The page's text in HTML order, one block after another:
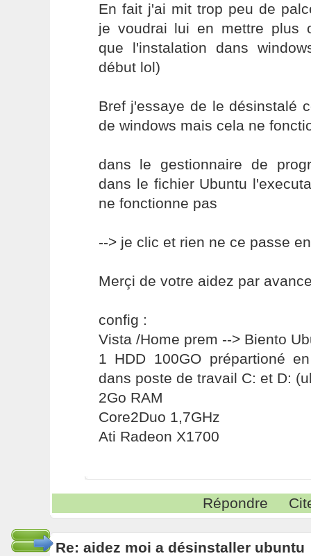
En fait j'ai mit trop peu de
je voudrai lui en mettre plus
que l'instalation dans
début lol)
Bref j'essaye de le désinstalé
de windows mais cela ne
dans le gestionnaire de
dans le fichier Ubuntu
ne fonctionne pas
--> je clic et rien ne ce passe
Merçi de votre aidez par
config :
Vista /Home prem --> Biento
1 HDD 100GO prépartioné
dans poste de travail C: et D:
2Go RAM
Core2Duo 1,7GHz
Ati Radeon X1700
Répondre
Re: aidez moi a désinstaller ubuntu